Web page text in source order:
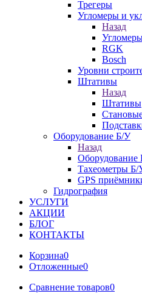
Трегеры
Угломеры и
Назад
RGK
Bosch
Уровни
Штативы
Назад
Штативы
Оборудование Б/У
Назад
Оборудование
Тахеометры Б/
GPS
Гидрография
УСЛУГИ
АКЦИИ
БЛОГ
КОНТАКТЫ
Корзина0
Отложенные0
Сравнение товаров0